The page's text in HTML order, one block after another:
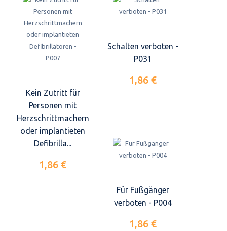
Kein Zutritt für
Personen mit
Herzschrittmachern
oder implantieten
Defibrilla...
1,86 €
Schalten verboten -
P031
1,86 €
Für Fußgänger
verboten - P004
1,86 €